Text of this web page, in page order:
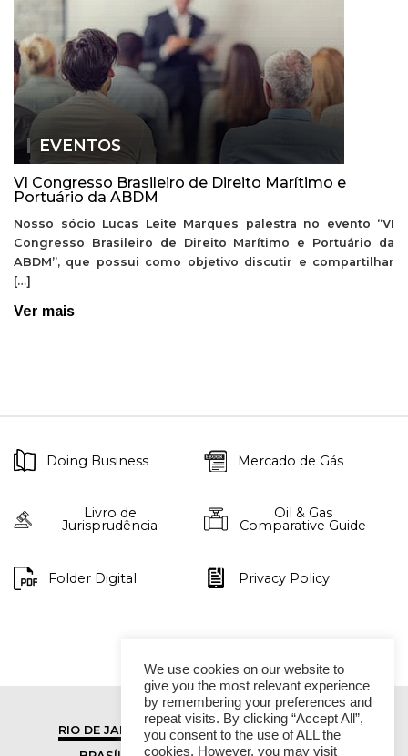
EVENTOS
VI Congresso Brasileiro de Direito Marítimo e
Portuário da ABDM
Nosso sócio Lucas Leite Marques palestra no evento “VI
Congresso Brasileiro de Direito Marítimo e Portuário da
ABDM”, que possui como objetivo discutir e compartilhar
[…]
Ver mais
Doing Business Mercado de Gás
Livro de
Jurisprudência
Oil & Gas
Comparative Guide
Folder Digital Privacy Policy
RIO DE JANEIRO
SÃO PAULO
We use cookies on our website to
give you the most relevant experience
by remembering your preferences and
repeat visits. By clicking “Accept All”,
you consent to the use of ALL the
cookies. However, you may visit